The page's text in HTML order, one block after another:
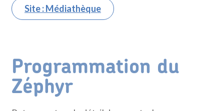
Site : Médiathèque
Programmation du
Zéphyr